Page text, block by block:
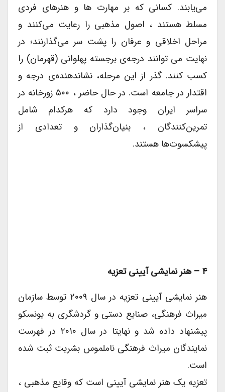
می‌یابند. کسانی که بر مهارت ها و هنرهای فردی
مسلط هستند ، اصول مذهبی را رعایت می‌کنند و
مراحل اخلاقی و عرفان را پشت سر می‌گذارنند؛ در
نهایت می توانند درجه‌‎ی برجسته پهلوانی (قهرمان) را
کسب کنند. گذر از این مرحله، نشاندهنده‌ی درجه و
اقتدار در جامعه است. در حال حاضر ، ۵۰۰ زورخانه در
سراسر ایران وجود دارد که هرکدام شامل
تمرین‌کنندگان ، بنیان‌گذاران و تعدادی از
پیشکسوت‌ها هستند.
هنر نمایشی آیینی تعزیه در سال ۲۰۰۹ توسط سازمان
میراث فرهنگی، صنایع دستی و گردشگری به یونسکو
پیشنهاد داده شد و نهایتا در سال ۲۰۱۰ در فهرست
نمایندگان میراث فرهنگی ناملموس بشریت ثبت شده
است.
تعزیه یک هنر نمایشی آیینی است که وقایع مذهبی ،